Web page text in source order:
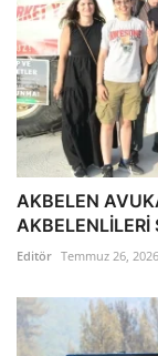
AKBELEN
AKBELENLİLERİ
Editör Temmuz 26, 2026